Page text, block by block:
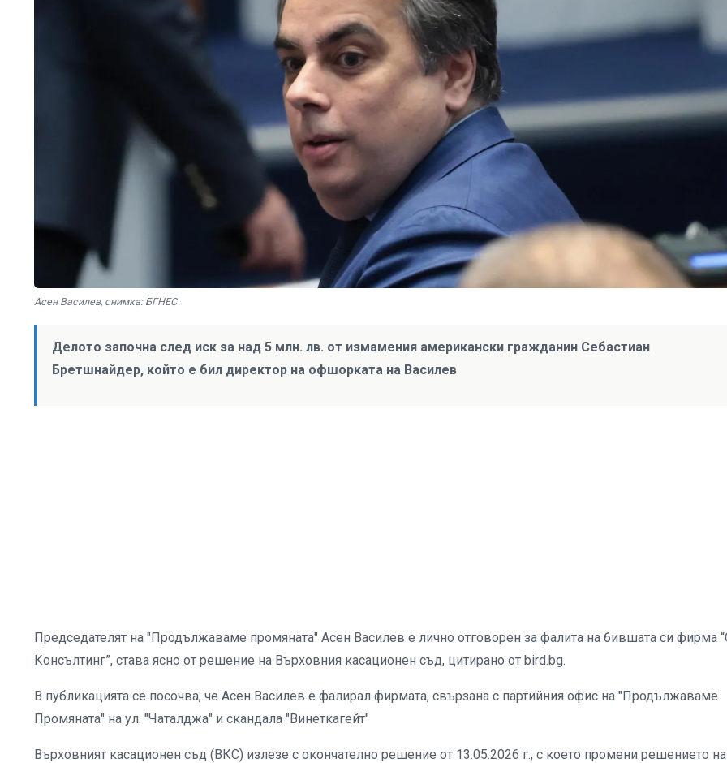
Асен Василев, снимка: БГНЕС
Делото започна след иск за над 5 млн. лв. от измамения американски гражданин Себастиан
Бретшнайдер, който е бил директор на офшорката на Василев
Председателят на "Продължаваме промяната" Асен Василев е лично отговорен за фалита на бившата си фирма
Консълтинг”, става ясно от решение на Върховния касационен съд, цитирано от bird.bg.
В публикацията се посочва, че Асен Василев е фалирал фирмата, свързана с партийния офис на "Продължаваме
Промяната" на ул. "Чаталджа" и скандала "Винеткагейт"
Върховният касационен съд (ВКС) излезе с окончателно решение от 13.05.2026 г., с което промени решението на